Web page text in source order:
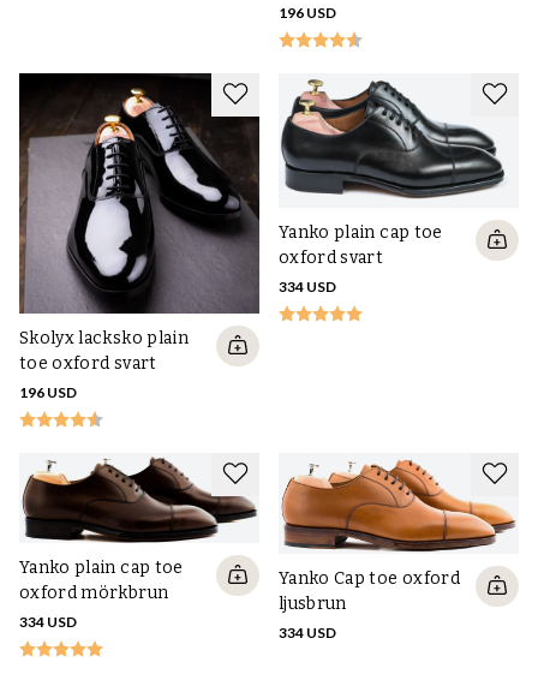
196 USD
Skolyx lacksko plain
toe oxford svart
196 USD
Yanko plain cap toe
oxford svart
334 USD
Yanko plain cap toe
oxford mörkbrun
334 USD
Yanko Cap toe oxford
ljusbrun
334 USD